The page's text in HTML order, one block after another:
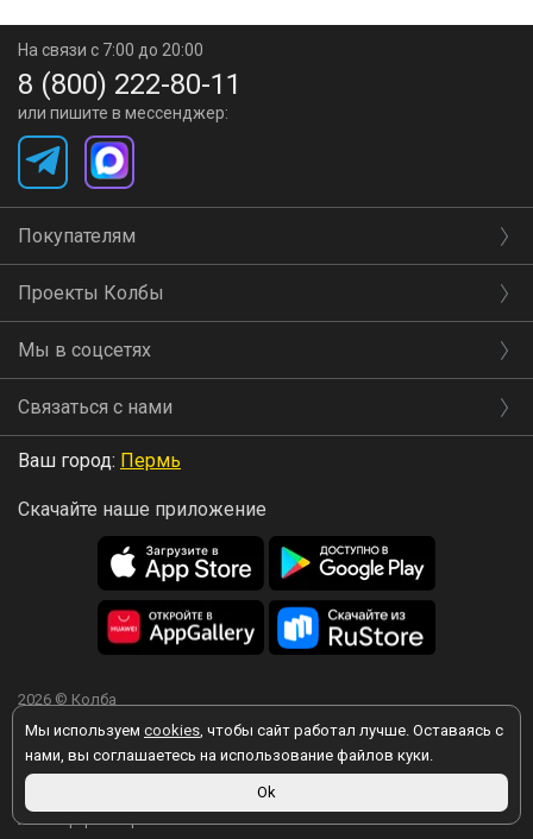
Мы используем cookies, чтобы сайт работал лучше. Оставаясь с
нами, вы соглашаетесь на использование файлов куки.
Ok
На связи с 7:00 до 20:00
8 (800) 222-80-11
или пишите в мессенджер:
Покупателям
Проекты Колбы
Мы в соцсетях
Связаться с нами
Ваш город: Пермь
Скачайте наше приложение
2026 © Колба
Вы принимаете условия политики в отношении обработки
персональных данных
любой форме обратной связи на сайте kolba.ru.